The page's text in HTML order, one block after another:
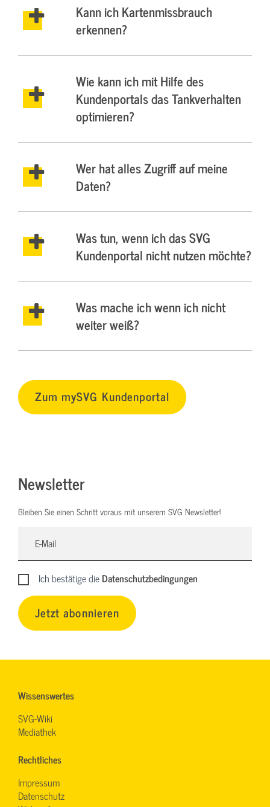
Kann ich Kartenmissbrauch
erkennen?
Wie kann ich mit Hilfe des
Kundenportals das Tankverhalten
optimieren?
Wer hat alles Zugriff auf meine
Daten?
Was tun, wenn ich das SVG
Kundenportal nicht nutzen möchte?
Was mache ich wenn ich nicht
weiter weiß?
Zum mySVG Kundenportal
Newsletter
Bleiben Sie einen Schritt voraus mit unserem SVG Newsletter!
Ich bestätige dieDatenschutzbedingungen
Jetzt abonnieren
Wissenswertes
SVG-Wiki
Mediathek
Rechtliches
Impressum
Datenschutz